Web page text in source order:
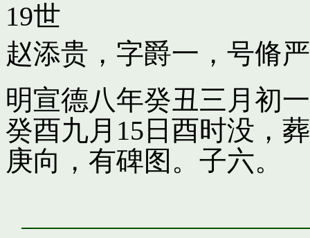
19世
赵添贵，字爵一，号脩严
明宣德八年癸丑三月初
癸酉九月15日酉时没，
庚向，有碑图。子六。